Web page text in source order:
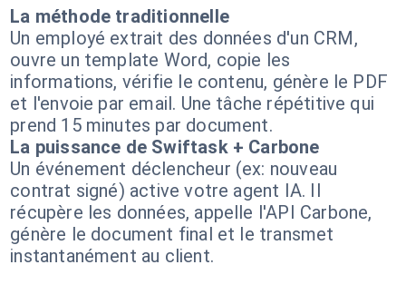
La méthode traditionnelle
Un employé extrait des données d'un CRM,
ouvre un template Word, copie les
informations, vérifie le contenu, génère le PDF
et l'envoie par email. Une tâche répétitive qui
prend 15 minutes par document.
La puissance de Swiftask + Carbone
Un événement déclencheur (ex: nouveau
contrat signé) active votre agent IA. Il
récupère les données, appelle l'API Carbone,
génère le document final et le transmet
instantanément au client.